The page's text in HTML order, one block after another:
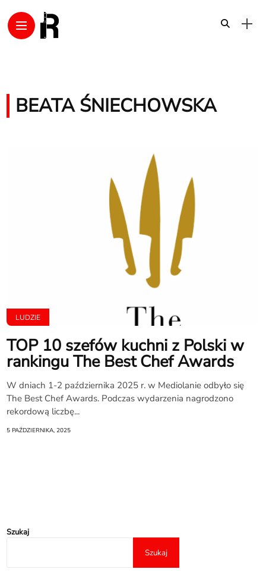
BEATA ŚNIECHOWSKA
LUDZIE
TOP 10 szefów kuchni z Polski w
rankingu The Best Chef Awards
W dniach 1-2 października 2025 r. w Mediolanie odbyło się
The Best Chef Awards. Podczas wydarzenia nagrodzono
rekordową liczbę...
5 PAŹDZIERNIKA, 2025
Szukaj
Szukaj